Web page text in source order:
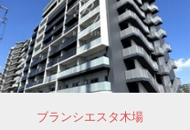
ブランシエスタ木場